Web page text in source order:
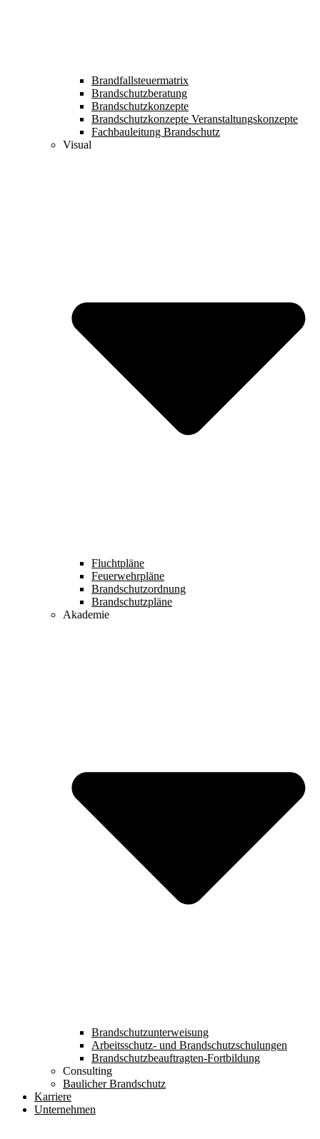
Brandfallsteuermatrix
Brandschutzberatung
Brandschutzkonzepte
Brandschutzkonzepte Veranstaltungskonzepte
Fachbauleitung Brandschutz
Visual
Fluchtpläne
Feuerwehrpläne
Brandschutzordnung
Brandschutzpläne
Akademie
Brandschutzunterweisung
Arbeitsschutz- und Brandschutzschulungen
Brandschutzbeauftragten-Fortbildung
Consulting
Baulicher Brandschutz
Karriere
Unternehmen